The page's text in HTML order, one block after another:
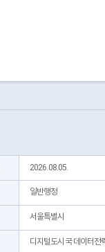
2026.08.05.
일반행정
서울특별시
디지털도시국 데이터전